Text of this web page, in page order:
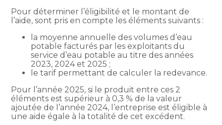
Pour déterminer l’éligibilité et le montant de
l’aide, sont pris en compte les éléments suivants :
la moyenne annuelle des volumes d’eau
potable facturés par les exploitants du
service d’eau potable au titre des années
2023, 2024 et 2025 ;
le tarif permettant de calculer la redevance.
Pour l’année 2025, si le produit entre ces 2
éléments est supérieur à 0,3 % de la valeur
ajoutée de l’année 2024, l’entreprise est éligible à
une aide égale à la totalité de cet excédent.